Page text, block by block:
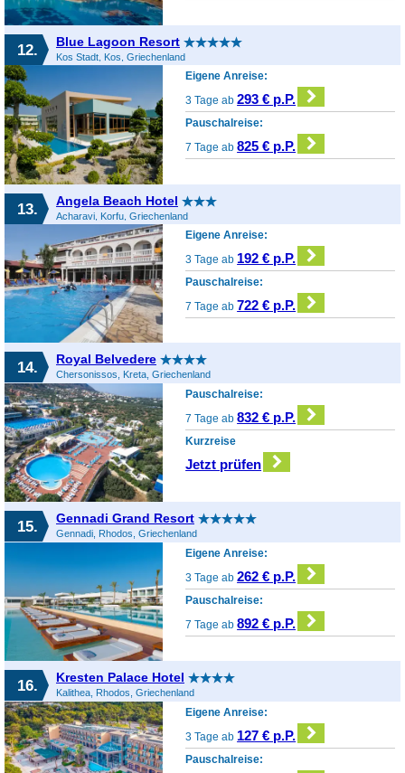
12. Blue Lagoon Resort
Kos Stadt, Kos, Griechenland
Eigene Anreise:
3 Tage ab293 € p.P.
Pauschalreise:
7 Tage ab825 € p.P.
13. Angela Beach Hotel
Acharavi, Korfu, Griechenland
Eigene Anreise:
3 Tage ab 192 € p.P.
Pauschalreise:
7 Tage ab 722 € p.P.
14. Royal Belvedere
Chersonissos, Kreta, Griechenland
Pauschalreise:
7 Tage ab832 € p.P.
Kurzreise
Jetzt prüfen
15. Gennadi Grand Resort
Gennadi, Rhodos, Griechenland
Eigene Anreise:
3 Tage ab262 € p.P.
Pauschalreise:
7 Tage ab892 € p.P.
16. Kresten Palace Hotel
Kalithea, Rhodos, Griechenland
Eigene Anreise:
3 Tage ab 127 € p.P.
Pauschalreise: